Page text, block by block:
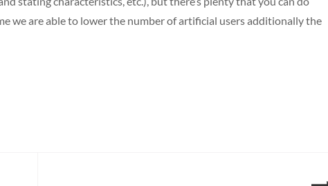
we are able to lower the number of artificial users additionally the